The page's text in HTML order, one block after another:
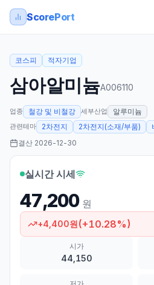
ScorePort
코스피 적자기업
삼아알미늄A006110
업종 철강 및 비철강 세부산업 알루미늄
관련테마 2차전지 2차전지(소재/부품)
결산 2026-12-30
실시간 시세
47,200 원
+4,400원(+10.28%)
시가
44,150